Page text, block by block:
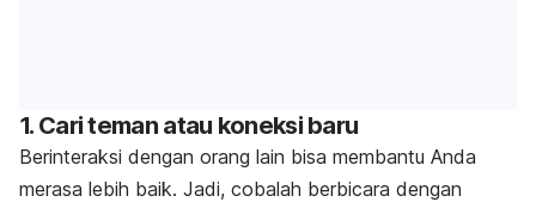
1. Cari teman atau koneksi baru
Berinteraksi dengan orang lain bisa membantu Anda
merasa lebih baik. Jadi, cobalah berbicara dengan